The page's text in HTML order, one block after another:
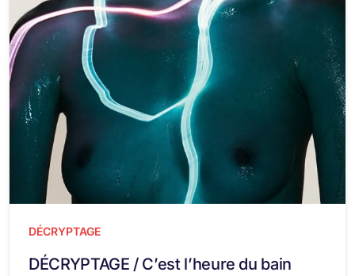
DÉCRYPTAGE
DÉCRYPTAGE / C’est l’heure du bain